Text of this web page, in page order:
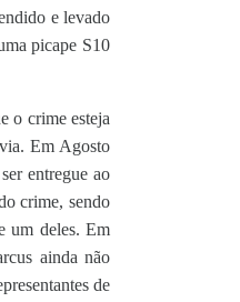
e levado
picape S10
o crime esteja
Em Agosto
entregue ao
crime, sendo
um deles. Em
ainda não
de